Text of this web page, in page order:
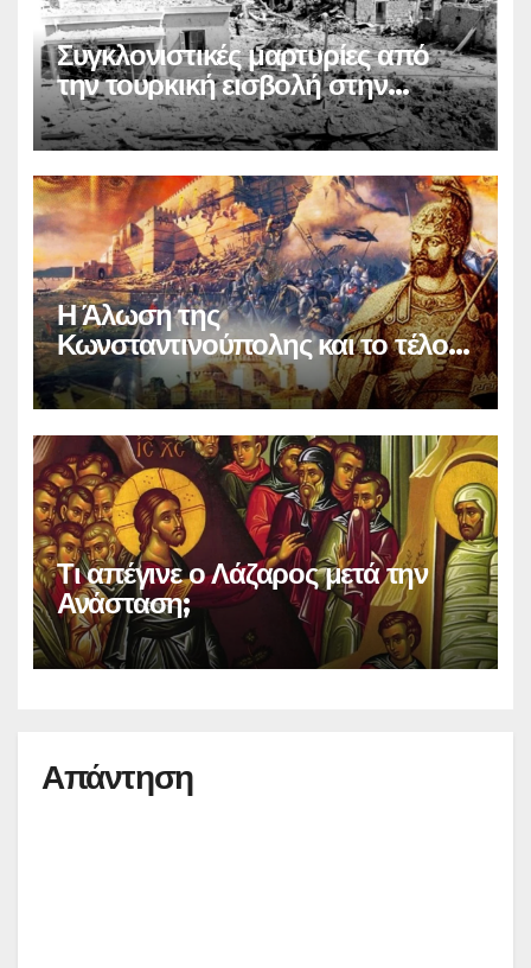
Συγκλονιστικές μαρτυρίες από
την τουρκική εισβολή στην
Κύπρο
Η Άλωση της
Κωνσταντινούπολης και το τέλος
του Βυζαντίου
Τι απέγινε ο Λάζαρος μετά την
Ανάσταση;
Απάντηση